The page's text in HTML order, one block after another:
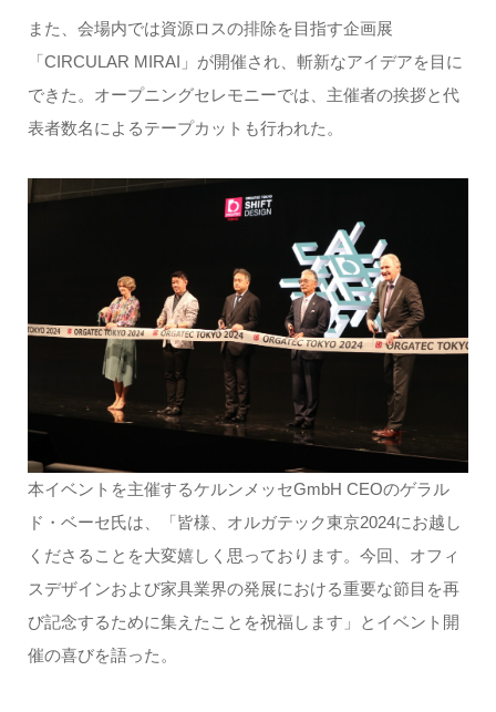
また、会場内では資源ロスの排除を目指す企画展
「CIRCULAR MIRAI」が開催され、斬新なアイデアを目に
できた。オープニングセレモニーでは、主催者の挨拶と代
表者数名によるテープカットも行われた。
本イベントを主催するケルンメッセGmbH CEOのゲラル
ド・ベーセ氏は、「皆様、オルガテック東京2024にお越し
くださることを大変嬉しく思っております。今回、オフィ
スデザインおよび家具業界の発展における重要な節目を再
び記念するために集えたことを祝福します」とイベント開
催の喜びを語った。